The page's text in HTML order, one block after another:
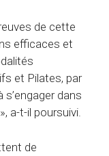
de cette
efficaces et
et Pilates, par
dans
a-t-il poursuivi.
de